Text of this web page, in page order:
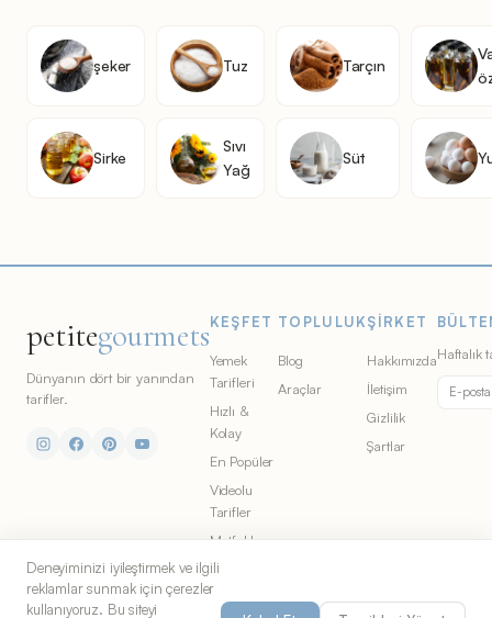
şeker Tuz Tarçın
Sirke
Sıvı
Yağ
Süt
petitegourmets
Dünyanın dört bir yanından
tarifler.
KEŞFET
Yemek
Tarifleri
Hızlı &
Kolay
En Popüler
Videolu
Tarifler
Mutfaklar
Malzemeler
TOPLULUK
Blog
Araçlar
ŞIRKET
Hakkımızda
İletişim
Gizlilik
Şartlar
Haftalık
Deneyiminizi iyileştirmek ve ilgili
reklamlar sunmak için çerezler
kullanıyoruz. Bu siteyi